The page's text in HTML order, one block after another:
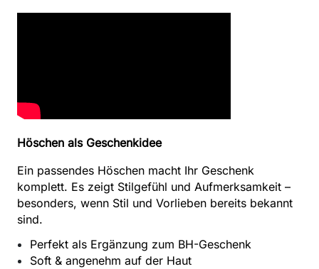
Höschen als Geschenkidee
Ein passendes Höschen macht Ihr Geschenk
komplett. Es zeigt Stilgefühl und Aufmerksamkeit –
besonders, wenn Stil und Vorlieben bereits bekannt
sind.
Perfekt als Ergänzung zum BH-Geschenk
Soft & angenehm auf der Haut